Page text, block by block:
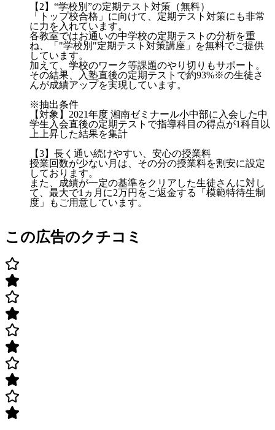
【2】“学校別”の定期テスト対策（無料）
「トップ校合格」に向けて、定期テスト対策にも非常
に力を入れています。
各教室ではお通いの中学校の定期テストの分析を重
ね、「"学校別"定期テスト対策講座」を無料でご提供
しています。
加えて、学校のワーク等課題のやり切りもサポート。
その結果、入塾直後の定期テストで約93%※の生徒さ
んが成績アップを実現しています。
※抽出条件
【対象】2021年度 湘南ゼミナール小中部に入会した中
学生入会直後の定期テストで指導科目の得点が1科目以
上上昇した結果を集計
【3】長く通い続けやすい、安心の授業料
授業回数が少ない月は、その分の授業料を割安に設定
しております。
また、成績が一定の基準をクリアした生徒さんに対し
て、最大で1ヵ月に2万円をご返金する「模範特待生制
度」もご用意しています。
この広告のクチコミ